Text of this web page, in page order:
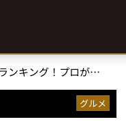
【全項目満点のリピ確スイーツ】セブン-イレブン新作実食ランキング！プロが唸った1位「濃厚チーズケーキ」が満足度高すぎ…本音レビュー
グルメ